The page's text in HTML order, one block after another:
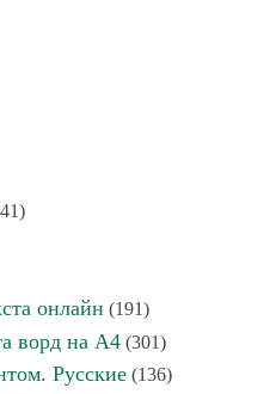
онлайн (191)
ворд на А4 (301)
Русские (136)